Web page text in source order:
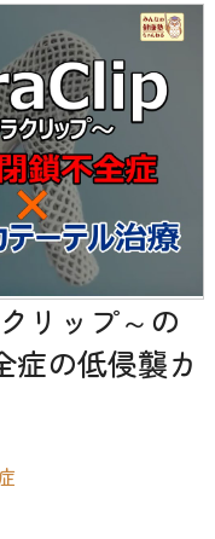
リップ～の
症の低侵襲カ